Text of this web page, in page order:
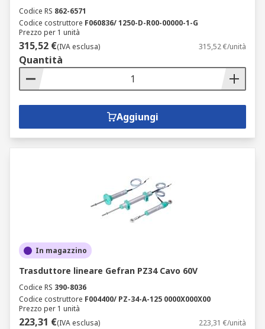
Codice RS 862-6571
Codice costruttore F060836/ 1250-D-R00-00000-1-G
Prezzo per 1 unità
315,52 €(IVA esclusa) 315,52 €/unità
Quantità
Aggiungi
In magazzino
Trasduttore lineare Gefran PZ34 Cavo 60V
Codice RS 390-8036
Codice costruttore F004400/ PZ-34-A-125 0000X000X00
Prezzo per 1 unità
223,31 €(IVA esclusa) 223,31 €/unità